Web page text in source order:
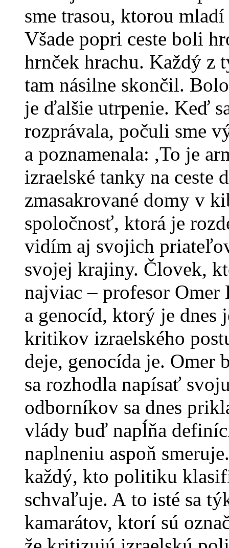
sme trasou, ktorou
Všade popri ceste boli
hrnček hrachu. Každý z
tam násilne skončil.
je ďalšie utrpenie. Keď
rozprávala, počuli sme
a poznamenala: ,To je
izraelské tanky na ceste
zmasakrované domy v
spoločnosť, ktorá je
vidím aj svojich
svojej krajiny. Človek,
najviac – profesor
a genocíd, ktorý je dnes
kritikov izraelského
deje, genocída je. Omer
sa rozhodla napísať
odborníkov sa dnes
vlády buď napĺňa
naplneniu aspoň
každý, kto politiku
schvaľuje. A to isté sa
kamarátov, ktorí sú